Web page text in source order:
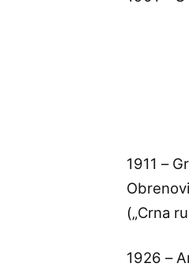
1911 –
(„Crna
1926 –